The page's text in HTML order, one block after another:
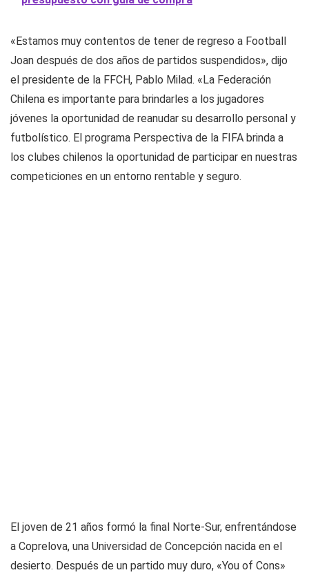
«Estamos muy contentos de tener de regreso a Football
Joan después de dos años de partidos suspendidos», dijo
el presidente de la FFCH, Pablo Milad. «La Federación
Chilena es importante para brindarles a los jugadores
jóvenes la oportunidad de reanudar su desarrollo personal y
futbolístico. El programa Perspectiva de la FIFA brinda a
los clubes chilenos la oportunidad de participar en nuestras
competiciones en un entorno rentable y seguro.
El joven de 21 años formó la final Norte-Sur, enfrentándose
a Coprelova, una Universidad de Concepción nacida en el
desierto. Después de un partido muy duro, «You of Cons»